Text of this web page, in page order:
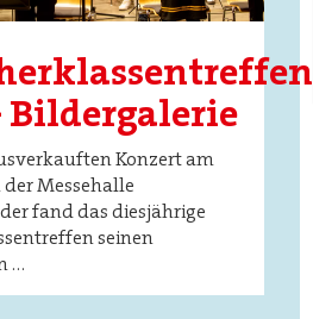
Bildergalerie
Konzert am
der Messehalle
fand das diesjährige
seinen
…